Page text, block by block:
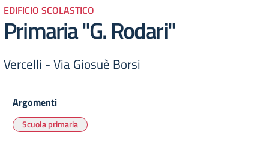
EDIFICIO SCOLASTICO
Primaria "G. Rodari"
Vercelli - Via Giosuè Borsi
Argomenti
Scuola primaria